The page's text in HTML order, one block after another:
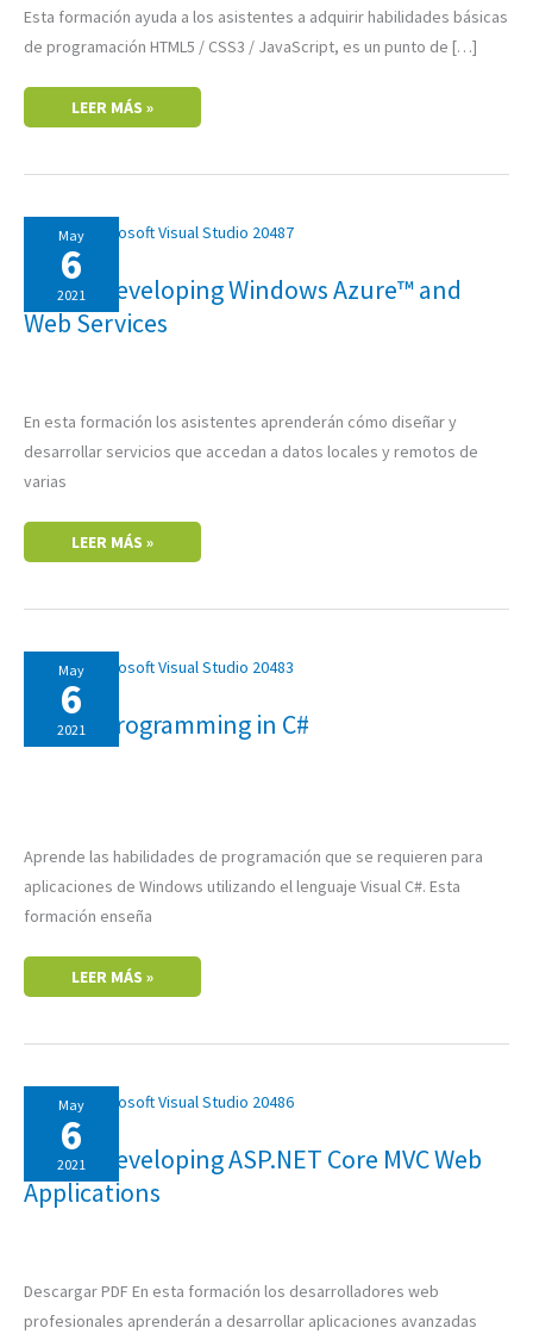
Esta formación ayuda a los asistentes a adquirir habilidades básicas
de programación HTML5 / CSS3 / JavaScript, es un punto de […]
LEER MÁS »
May
6
2021
20487: Developing Windows Azure™ and
Web Services
En esta formación los asistentes aprenderán cómo diseñar y
desarrollar servicios que accedan a datos locales y remotos de
varias
20487:
DEVELOPING
WINDOWS
AZURE™
AND
WEB
SERVICES
LEER MÁS »
May
6
2021
20483: Programming in C#
Aprende las habilidades de programación que se requieren para
aplicaciones de Windows utilizando el lenguaje Visual C#. Esta
formación enseña
20483:
PROGRAMMING
IN
C#
LEER MÁS »
May
6
2021
20486: Developing ASP.NET Core MVC Web
Applications
Descargar PDF En esta formación los desarrolladores web
profesionales aprenderán a desarrollar aplicaciones avanzadas
20486:
DEVELOPING
ASP.NET
CORE
MVC
WEB
APPLICATIONS